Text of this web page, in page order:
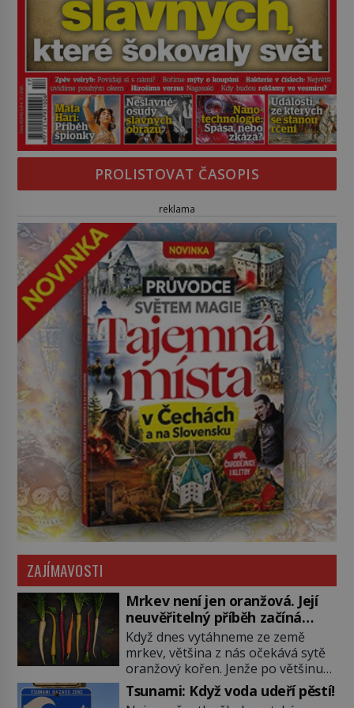
PROLISTOVAT ČASOPIS
reklama
ZAJÍMAVOSTI
Mrkev není jen oranžová. Její
neuvěřitelný příběh začíná
fialovou barvou
Když dnes vytáhneme ze země
mrkev, většina z nás očekává sytě
oranžový kořen. Jenže po většinu
své historie je mrkev všechno
možné, jen ne oranžová. Je fialová,
Tsunami: Když voda udeří pěstí!